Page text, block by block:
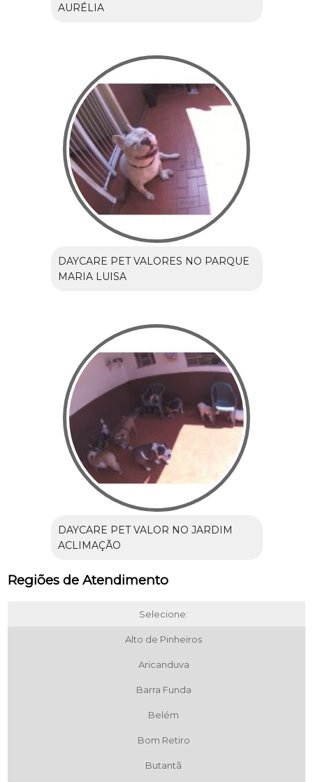
AURÉLIA
DAYCARE PET VALORES NO PARQUE
MARIA LUISA
DAYCARE PET VALOR NO JARDIM
ACLIMAÇÃO
Regiões de Atendimento
Selecione:
Alto de Pinheiros
Aricanduva
Barra Funda
Belém
Bom Retiro
Butantã